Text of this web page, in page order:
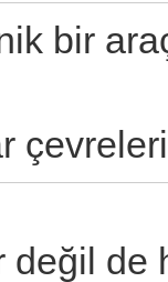
bir
değil